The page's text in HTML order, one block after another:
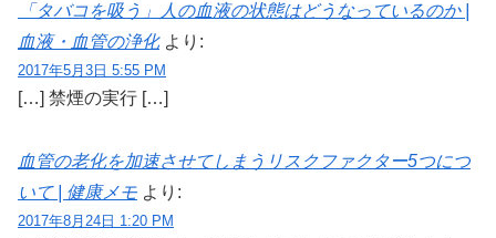
「タバコを吸う」人の血液の状態はどうなっているのか |
血液・血管の浄化 より:
2017年5月3日 5:55 PM
[…] 禁煙の実行 […]
血管の老化を加速させてしまうリスクファクター5つにつ
いて | 健康メモ より:
2017年8月24日 1:20 PM